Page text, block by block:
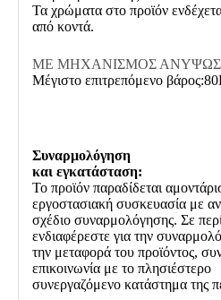
Τα χρώματα στο προϊόν
από κοντά.
ΜΕ ΜΗΧΑΝΙΣΜΟΣ
Μέγιστο επιτρεπόμενο
Συναρμολόγηση
και εγκατάσταση:
Το προϊόν παραδίδεται
εργοστασιακή συσκευασία με
σχέδιο συναρμολόγησης. Σε
ενδιαφέρεστε για την
την μεταφορά του προϊόντος,
επικοινωνία με το πλησιέστερο
συνεργαζόμενο κατάστημα της